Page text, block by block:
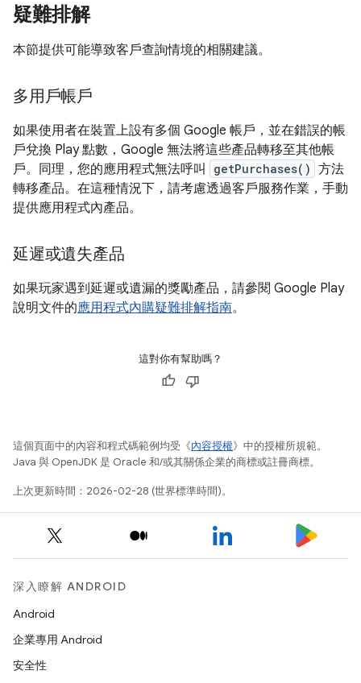
疑難排解
本節提供可能導致客戶查詢情境的相關建議。
多用戶帳戶
如果使用者在裝置上設有多個 Google 帳戶，並在錯誤的帳
戶兌換 Play 點數，Google 無法將這些產品轉移至其他帳
戶。同理，您的應用程式無法呼叫
getPurchases() 方法
轉移產品。在這種情況下，請考慮透過客戶服務作業，手動
提供應用程式內產品。
延遲或遺失產品
如果玩家遇到延遲或遺漏的獎勵產品，請參閱 Google Play
說明文件的應用程式內購疑難排解指南。
這對你有幫助嗎？
這個頁面中的內容和程式碼範例均受《內容授權》中的授權所規範。
Java 與 OpenJDK 是 Oracle 和/或其關係企業的商標或註冊商標。
上次更新時間：2026-02-28 (世界標準時間)。
深入瞭解 ANDROID
Android
企業專用 Android
安全性